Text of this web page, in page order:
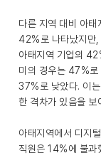
다른 지역 대비 아
42%로 나타났지만,
아태지역 기업의
미의 경우는 47%
37%로 낮았다. 이
한 격차가 있음을 보
아태지역에서 디지
직원은 14%에 불과